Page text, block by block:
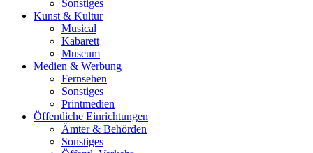
Sonstiges
Kunst & Kultur
Musical
Kabarett
Museum
Medien & Werbung
Fernsehen
Sonstiges
Printmedien
Öffentliche Einrichtungen
Ämter & Behörden
Sonstiges